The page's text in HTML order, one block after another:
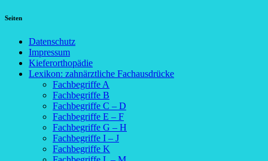
Seiten
Datenschutz
Impressum
Kieferorthopädie
Lexikon: zahnärztliche Fachausdrücke
Fachbegriffe A
Fachbegriffe B
Fachbegriffe C – D
Fachbegriffe E – F
Fachbegriffe G – H
Fachbegriffe I – J
Fachbegriffe K